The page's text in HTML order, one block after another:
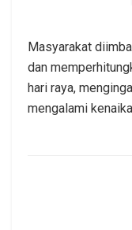
Masyarakat
dan
hari raya,
mengalami